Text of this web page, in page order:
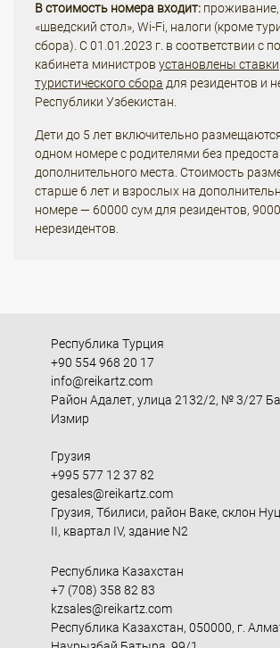
В стоимость номера входит:
«шведский стол», Wi-Fi, налоги (кроме
сбора). С 01.01.2023 г. в соответствии с
кабинета министров установлены ставки
туристического сбора для резидентов и
Республики Узбекистан.
Дети до 5 лет включительно
одном номере с родителями без
дополнительного места. Стоимость
старше 6 лет и взрослых на
номере — 60000 сум для резидентов,
нерезидентов.
Республика Турция
+90 554 968 20 17
info@reikartz.com
Район Адалет, улица 2132/2, № 3/27
Измир
Грузия
+995 577 12 37 82
gesales@reikartz.com
Грузия, Тбилиси, район Ваке, склон
II, квартал IV, здание N2
Республика Казахстан
+7 (708) 358 82 83
kzsales@reikartz.com
Республика Казахстан, 050000, г.